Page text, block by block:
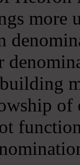
more
of